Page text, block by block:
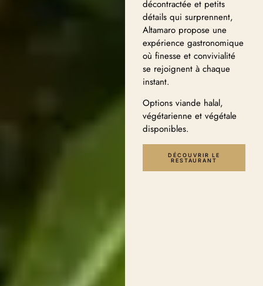
décontractée et petits
détails qui surprennent,
Altamaro propose une
expérience gastronomique
où finesse et convivialité
se rejoignent à chaque
instant.
Options viande halal,
végétarienne et végétale
disponibles.
DÉCOUVRIR LE
RESTAURANT